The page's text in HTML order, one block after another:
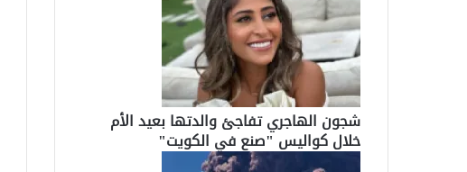
شجون الهاجري تفاجئ والدتها بعيد الأم
خلال كواليس "صنع في الكويت"